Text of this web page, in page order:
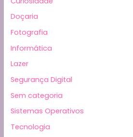
Doçaria
Fotografia
Informática
Lazer
Segurança Digital
Sem categoria
Sistemas Operativos
Tecnologia